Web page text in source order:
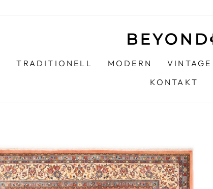
TRADITIONELL MODERN VINTAGE
KONTAKT